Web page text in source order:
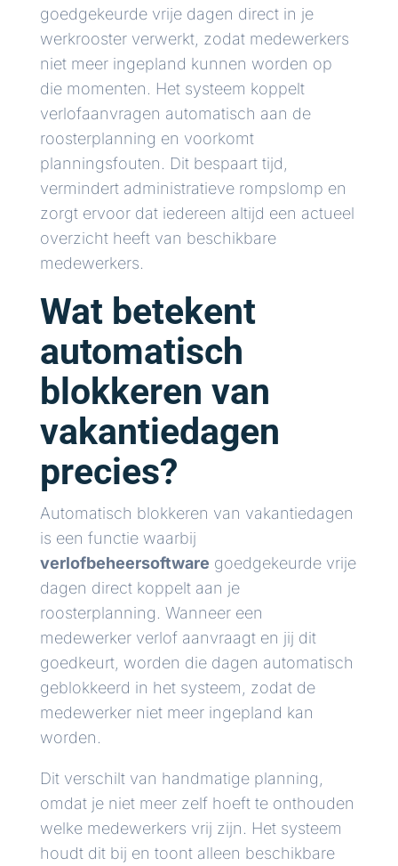
goedgekeurde vrije dagen direct in je
werkrooster verwerkt, zodat medewerkers
niet meer ingepland kunnen worden op
die momenten. Het systeem koppelt
verlofaanvragen automatisch aan de
roosterplanning en voorkomt
planningsfouten. Dit bespaart tijd,
vermindert administratieve rompslomp en
zorgt ervoor dat iedereen altijd een actueel
overzicht heeft van beschikbare
medewerkers.
Wat betekent
automatisch
blokkeren van
vakantiedagen
precies?
Automatisch blokkeren van vakantiedagen
is een functie waarbij
verlofbeheersoftware goedgekeurde vrije
dagen direct koppelt aan je
roosterplanning. Wanneer een
medewerker verlof aanvraagt en jij dit
goedkeurt, worden die dagen automatisch
geblokkeerd in het systeem, zodat de
medewerker niet meer ingepland kan
worden.
Dit verschilt van handmatige planning,
omdat je niet meer zelf hoeft te onthouden
welke medewerkers vrij zijn. Het systeem
houdt dit bij en toont alleen beschikbare